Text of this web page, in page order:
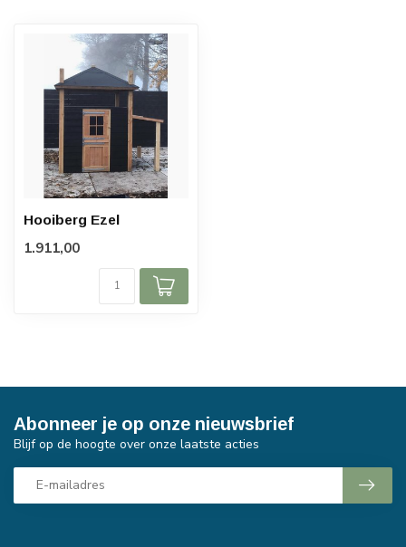
Hooiberg Ezel
1.911,00
Abonneer je op onze nieuwsbrief
Blijf op de hoogte over onze laatste acties